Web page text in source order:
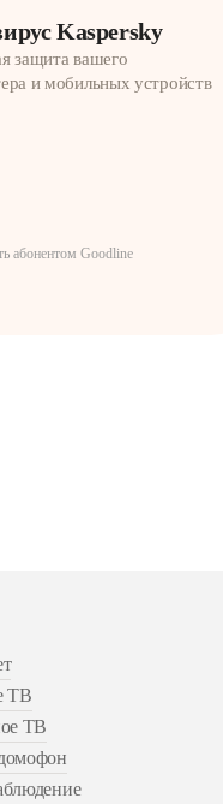
Kaspersky
защита вашего
и мобильных устройств
абонентом Goodline
ТВ
ТВ